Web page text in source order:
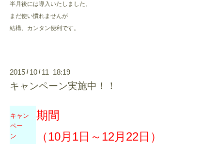
半月後には導入いたしました。
まだ使い慣れませんが
結構、カンタン便利です。
2015 / 10 / 11 18:19
キャンペーン実施中！！
キャン
ペー
ン
期間
（10月1日～ 12月22日）